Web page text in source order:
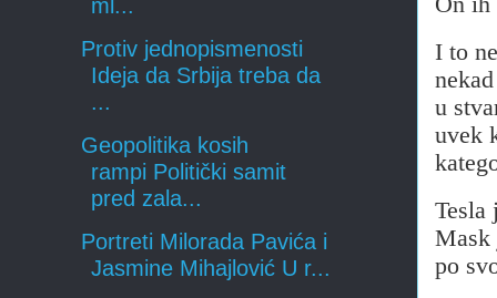
I to
u
uvek
Tesla
Mask
po
ml...
Protiv jednopismenosti
Ideja da Srbija treba da
...
Geopolitika kosih
rampi Politički samit
pred zala...
Portreti Milorada Pavića i
Jasmine Mihajlović U r...